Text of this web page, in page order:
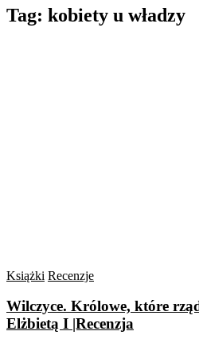
Tag: kobiety u władzy
Książki Recenzje
Wilczyce. Królowe, które
Elżbietą I |Recenzja